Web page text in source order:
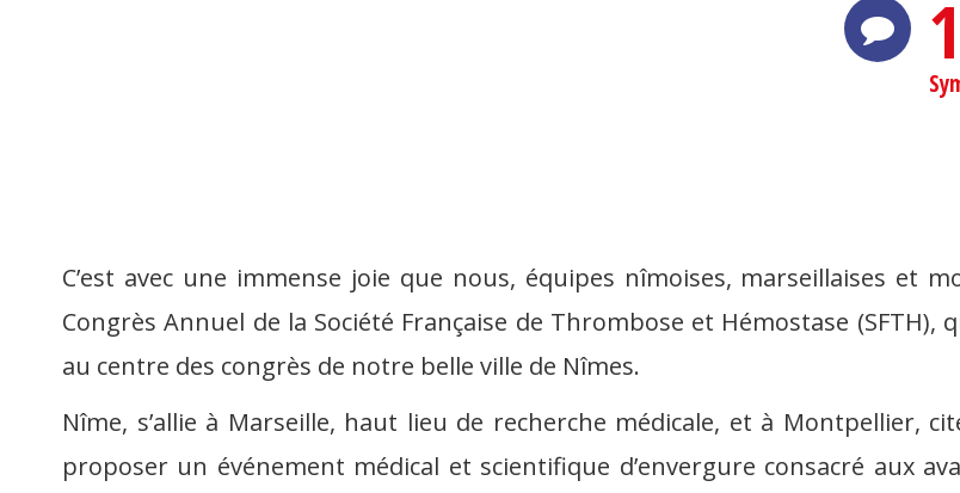
C’est avec une immense joie que nous, équipes nîmoises, marseillaises et
Congrès Annuel de la Société Française de Thrombose et Hémostase (SFTH),
au centre des congrès de notre belle ville de Nîmes.
Nîme, s’allie à Marseille, haut lieu de recherche médicale, et à Montpellier,
proposer un événement médical et scientifique d’envergure consacré aux